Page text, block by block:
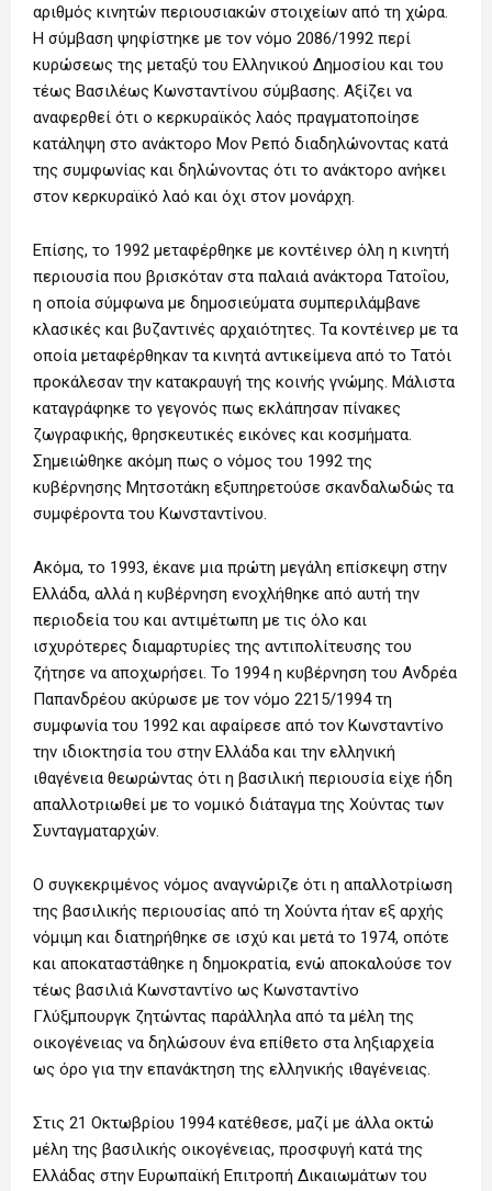
αριθμός κινητών περιουσιακών στοιχείων από τη χώρα.
Η σύμβαση ψηφίστηκε με τον νόμο 2086/1992 περί
κυρώσεως της μεταξύ του Ελληνικού Δημοσίου και του
τέως Βασιλέως Κωνσταντίνου σύμβασης. Αξίζει να
αναφερθεί ότι ο κερκυραϊκός λαός πραγματοποίησε
κατάληψη στο ανάκτορο Μον Ρεπό διαδηλώνοντας κατά
της συμφωνίας και δηλώνοντας ότι το ανάκτορο ανήκει
στον κερκυραϊκό λαό και όχι στον μονάρχη.
Επίσης, το 1992 μεταφέρθηκε με κοντέινερ όλη η κινητή
περιουσία που βρισκόταν στα παλαιά ανάκτορα Τατοΐου,
η οποία σύμφωνα με δημοσιεύματα συμπεριλάμβανε
κλασικές και βυζαντινές αρχαιότητες. Τα κοντέινερ με τα
οποία μεταφέρθηκαν τα κινητά αντικείμενα από το Τατόι
προκάλεσαν την κατακραυγή της κοινής γνώμης. Μάλιστα
καταγράφηκε το γεγονός πως εκλάπησαν πίνακες
ζωγραφικής, θρησκευτικές εικόνες και κοσμήματα.
Σημειώθηκε ακόμη πως ο νόμος του 1992 της
κυβέρνησης Μητσοτάκη εξυπηρετούσε σκανδαλωδώς τα
συμφέροντα του Κωνσταντίνου.
Ακόμα, το 1993, έκανε μια πρώτη μεγάλη επίσκεψη στην
Ελλάδα, αλλά η κυβέρνηση ενοχλήθηκε από αυτή την
περιοδεία του και αντιμέτωπη με τις όλο και
ισχυρότερες διαμαρτυρίες της αντιπολίτευσης του
ζήτησε να αποχωρήσει. Το 1994 η κυβέρνηση του Ανδρέα
Παπανδρέου ακύρωσε με τον νόμο 2215/1994 τη
συμφωνία του 1992 και αφαίρεσε από τον Κωνσταντίνο
την ιδιοκτησία του στην Ελλάδα και την ελληνική
ιθαγένεια θεωρώντας ότι η βασιλική περιουσία είχε ήδη
απαλλοτριωθεί με το νομικό διάταγμα της Χούντας των
Συνταγματαρχών.
Ο συγκεκριμένος νόμος αναγνώριζε ότι η απαλλοτρίωση
της βασιλικής περιουσίας από τη Χούντα ήταν εξ αρχής
νόμιμη και διατηρήθηκε σε ισχύ και μετά το 1974, οπότε
και αποκαταστάθηκε η δημοκρατία, ενώ αποκαλούσε τον
τέως βασιλιά Κωνσταντίνο ως Κωνσταντίνο
Γλύξμπουργκ ζητώντας παράλληλα από τα μέλη της
οικογένειας να δηλώσουν ένα επίθετο στα ληξιαρχεία
ως όρο για την επανάκτηση της ελληνικής ιθαγένειας.
Στις 21 Οκτωβρίου 1994 κατέθεσε, μαζί με άλλα οκτώ
μέλη της βασιλικής οικογένειας, προσφυγή κατά της
Ελλάδας στην Ευρωπαϊκή Επιτροπή Δικαιωμάτων του